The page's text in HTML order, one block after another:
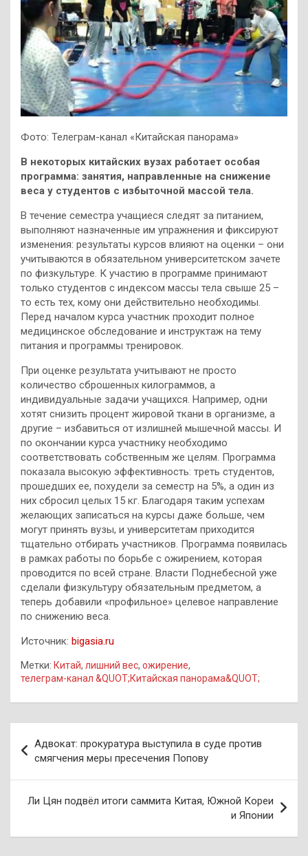
Фото: Телеграм-канал «Китайская панорама»
В некоторых китайских вузах работает особая
программа: занятия, направленные на снижение
веса у студентов с избыточной массой тела.
В течение семестра учащиеся следят за питанием,
выполняют назначенные им упражнения и фиксируют
изменения: результаты курсов влияют на оценки – они
учитываются в обязательном университетском зачете
по физкультуре. К участию в программе принимают
только студентов с индексом массы тела свыше 25 –
то есть тех, кому они действительно необходимы.
Перед началом курса участник проходит полное
медицинское обследование и инструктаж на тему
питания и программы тренировок.
При оценке результата учитывают не просто
количество сброшенных килограммов, а
индивидуальные задачи учащихся. Например, одни
хотят снизить процент жировой ткани в организме, а
другие – избавиться от излишней мышечной массы. И
по окончании курса участнику необходимо
соответствовать собственным же целям. Программа
показала высокую эффективность: треть студентов,
прошедших ее, похудели за семестр на 5%, а один из
них сбросил целых 15 кг. Благодаря таким успехам
желающих записаться на курсы даже больше, чем
могут принять вузы, и университетам приходится
тщательно отбирать участников. Программа появилась
в рамках работы по борьбе с ожирением, которая
проводится по всей стране. Власти Поднебесной уже
сделали физкультуру обязательным предметом, а
теперь добавили «профильное» целевое направление
по снижению веса.
Источник: bigasia.ru
Метки: Китай, лишний вес, ожирение,
телеграм-канал &QUOT;Китайская панорама&QUOT;
по
записям
Адвокат: прокуратура выступила в суде против
смягчения меры пресечения Попову
Ли Цян подвёл итоги саммита Китая, Южной Кореи
и Японии